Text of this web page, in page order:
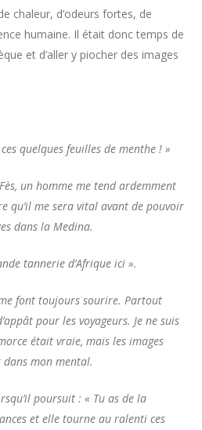
chaleur, d’odeurs fortes, de
humaine. Il était donc temps de
et d’aller y piocher des images
quelques feuilles de menthe ! »
un homme me tend ardemment
qu’il me sera vital avant de pouvoir
dans la Medina.
tannerie d’Afrique ici ».
font toujours sourire. Partout
pour les voyageurs. Je ne suis
était vraie, mais les images
mon mental.
poursuit : « Tu as de la
et elle tourne au ralenti ces